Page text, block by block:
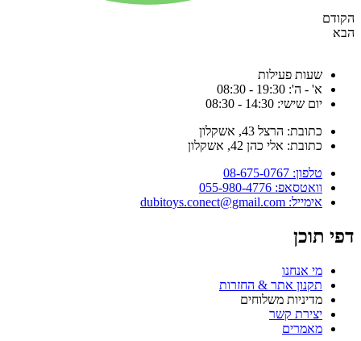
שעות פעילות
א' - ה': 19:30 - 08:30
יום שישי: 14:30 - 08:30
כתובת: הרצל 43, אשקלון
כתובת: אלי כהן 42, אשקלון
טלפון: 08-675-0767
וואטסאפ: 055-980-4776
אימייל: dubitoys.conect@gmail.com
תוכן
מי אנחנו
תקנון אתר & החזרות
מדיניות משלוחים
יצירת קשר
מאמרים